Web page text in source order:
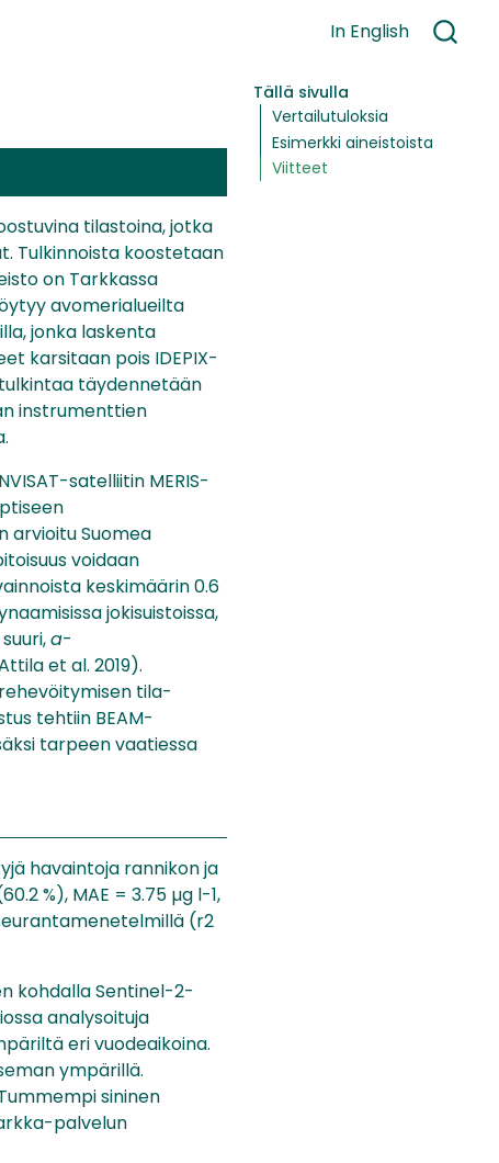
In English
Tällä sivulla
Vertailutuloksia
Esimerkki aineistoista
Viitteet
tilastoina, jotka
Tulkinnoista koostetaan
on Tarkkassa
avomerialueilta
jonka laskenta
karsitaan pois IDEPIX-
täydennetään
instrumenttien
satelliitin MERIS-
arvioitu Suomea
voidaan
keskimäärin 0.6
jokisuistoissa,
a-
et al. 2019).
tila-
tehtiin BEAM-
tarpeen vaatiessa
havaintoja rannikon ja
%), MAE = 3.75 µg l-1​​,
(r2​​
kohdalla Sentinel-2-
analysoituja
eri vuodeaikoina.
ympärillä.
sininen
palvelun